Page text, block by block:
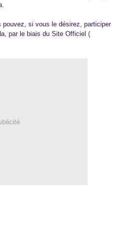
pouvez, si vous le désirez, participer
par le biais du Site Officiel (